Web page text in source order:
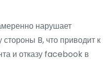
нарушает
B, что приводит к
и отказу facebook в